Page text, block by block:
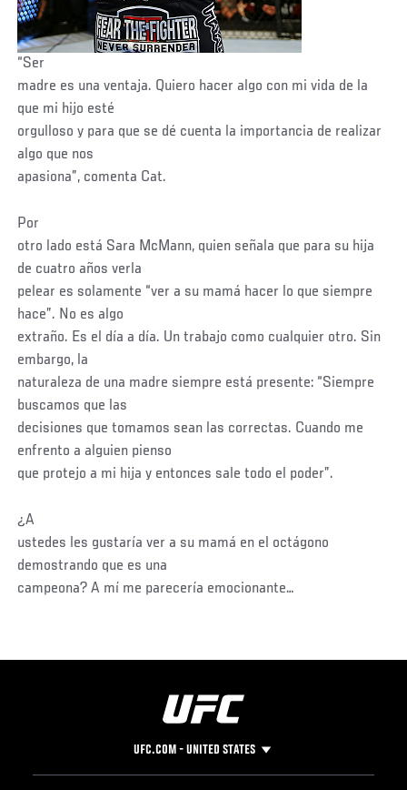
“Ser
madre es una ventaja. Quiero hacer algo con mi vida de la
que mi hijo esté
orgulloso y para que se dé cuenta la importancia de realizar
algo que nos
apasiona”, comenta Cat.
Por
otro lado está Sara McMann, quien señala que para su hija
de cuatro años verla
pelear es solamente “ver a su mamá hacer lo que siempre
hace”. No es algo
extraño. Es el día a día. Un trabajo como cualquier otro. Sin
embargo, la
naturaleza de una madre siempre está presente: “Siempre
buscamos que las
decisiones que tomamos sean las correctas. Cuando me
enfrento a alguien pienso
que protejo a mi hija y entonces sale todo el poder”.
¿A
ustedes les gustaría ver a su mamá en el octágono
demostrando que es una
campeona? A mí me parecería emocionante…
UFC.COM - UNITED STATES